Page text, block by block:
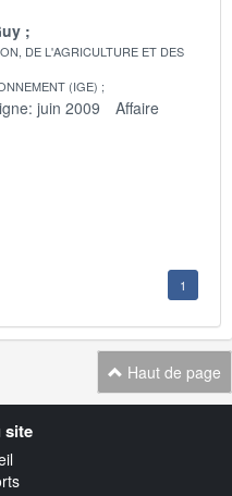
DE L'AGRICULTURE ET DES
(IGE)
juin 2009
Affaire
1
Haut de page
site